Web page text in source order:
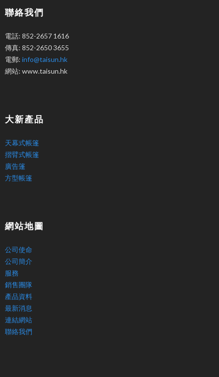
聯絡我們
電話: 852-2657 1616
傳真: 852-2650 3655
電郵: info@taisun.hk
網站: www.taisun.hk
大新產品
天幕式帳篷
摺臂式帳篷
廣告篷
方型帳篷
網站地圖
公司使命
公司簡介
服務
銷售團隊
產品資料
最新消息
連結網站
聯絡我們